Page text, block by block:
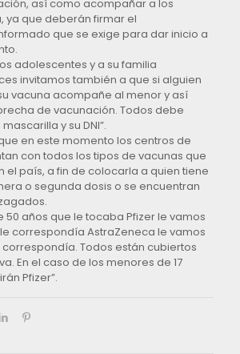
así como acompañar a los
ya que deberán firmar el
que se exige para dar inicio a
adolescentes y a su familia
invitamos también a que si alguien
vacuna acompañe al menor y así
de vacunación. Todos debe
y su DNI”.
en este momento los centros de
con todos los tipos de vacunas que
el país, a fin de colocarla a quien tiene
o segunda dosis o se encuentran
50 años que le tocaba Pfizer le vamos
le correspondía AstraZeneca le vamos
Todos están cubiertos
En el caso de los menores de 17
Pfizer”.